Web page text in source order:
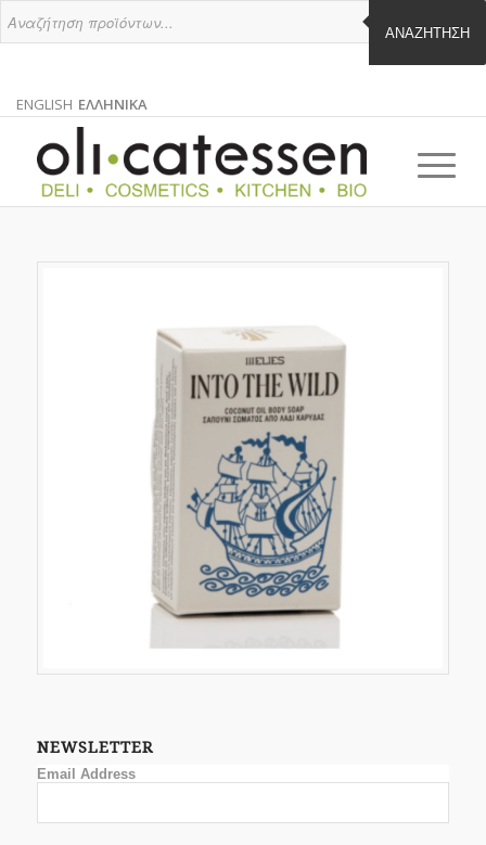
ΑΝΑΖΉΤΗΣΗ
ENGLISH
ΑΓΓΛΙΚΑ
ΕΛΛΗΝΙΚΑ
ΕΛΛΗΝΙΚΑ
EL
NEWSLETTER
Email Address